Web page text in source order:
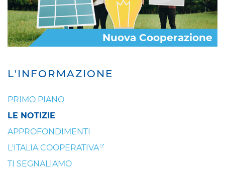
L'INFORMAZIONE
PRIMO PIANO
LE NOTIZIE
APPROFONDIMENTI
L'ITALIA COOPERATIVA
TI SEGNALIAMO
Nuova Cooperazione